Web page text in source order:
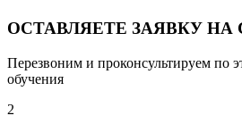
ОСТАВЛЯЕТЕ ЗАЯВКУ НА
Перезвоним и проконсультируем по
обучения
2